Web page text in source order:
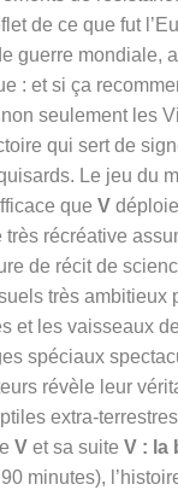
de ce que fut
guerre mondiale,
: et si ça
seulement les
qui sert de
Le jeu du
que V
très récréative
de récit de
très ambitieux
et les vaisseaux
spéciaux
révèle leur
extra-
V et sa suite V : la
minutes),